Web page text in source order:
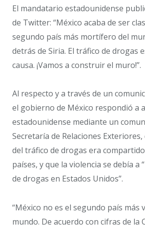
El mandatario estadounidense
de Twitter: “México acaba de ser
segundo país más mortífero del
detrás de Siria. El tráfico de drogas
causa. ¡Vamos a construir el muro!”.
Al respecto y a través de un
el gobierno de México respondió a
estadounidense mediante un
Secretaría de Relaciones
del tráfico de drogas era
países, y que la violencia se debía a
de drogas en Estados Unidos”.
“México no es el segundo país más
mundo. De acuerdo con cifras de la